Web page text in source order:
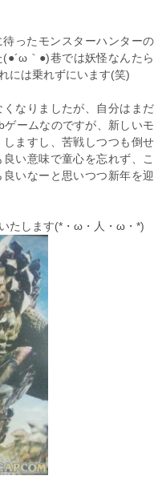
ったモンスターハンターの
｀●)巷では妖怪なんたら
には乗れずにいます(笑)
なりましたが、自分はまだ
ゲームなのですが、新しいモ
ますし、苦戦しつつも倒せ
い意味で童心を忘れず、こ
いなーと思いつつ新年を迎
たします(*・ω・人・ω・*)